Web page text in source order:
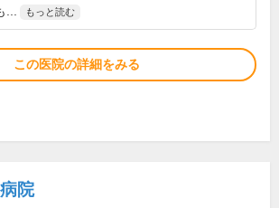
もっと読む
この医院の詳細をみる
院